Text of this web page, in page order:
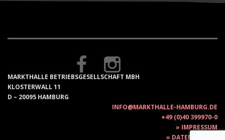
MARKTHALLE BETRIEBSGESELLSCHAFT MBH
KLOSTERWALL 11
D – 20095 HAMBURG
INFO@MARKTHALLE-HAMBURG.DE
+49 (0)40 399970-0
IMPRESSUM
DATENSCHUTZ